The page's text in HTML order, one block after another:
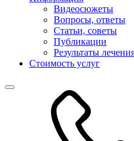
Видеосюжеты
Вопросы, ответы
Статьи, советы
Публикации
Результаты
Стоимость услуг